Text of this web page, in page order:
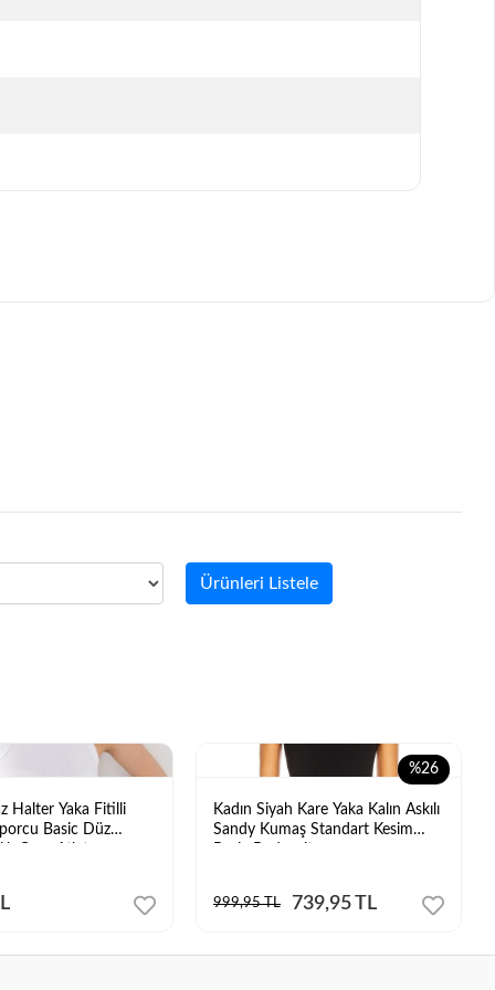
Ürünleri Listele
Halter Yaka Fitilli
Basic Düz
%26
Kadın Siyah Kare Yaka Kalın Askılı
Sandy Kumaş Standart Kesim
999,95 TL 739,95 TL